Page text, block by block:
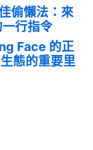
偷懶法：來
行指令
Face 的正
態的重要里